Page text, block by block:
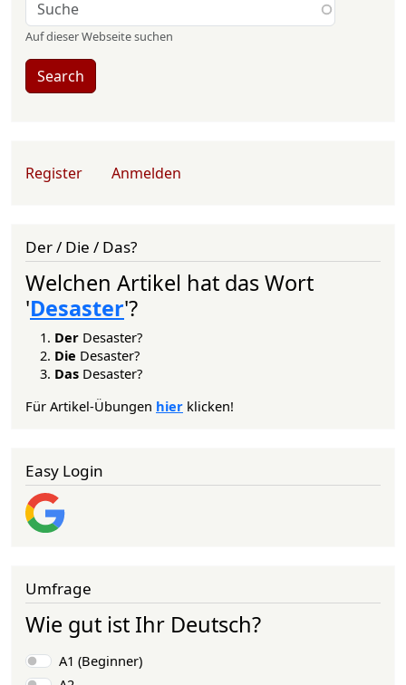
Auf dieser Webseite suchen
Search
User account menu
Register Anmelden
Der / Die / Das?
Welchen Artikel hat das Wort
'Desaster'?
Der Desaster?
Die Desaster?
Das Desaster?
Für Artikel-Übungen hier klicken!
Easy Login
Umfrage
Wie gut ist Ihr Deutsch?
Auswahlmöglichkeiten
A1 (Beginner)